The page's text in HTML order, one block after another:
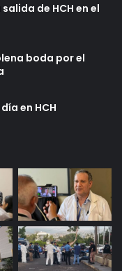
de HCH en el
boda por el
en HCH